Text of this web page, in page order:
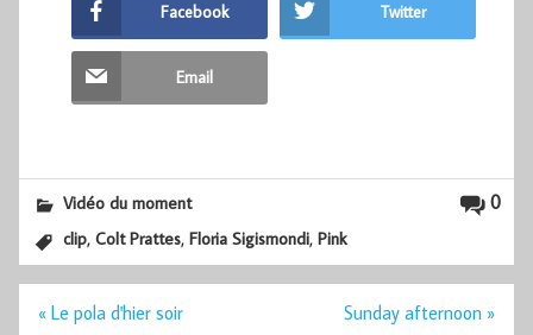
Facebook Twitter
Email
0
Vidéo du moment
clip,Colt Prattes,Floria Sigismondi,Pink
Navigation
« Le pola d'hier soir Sunday afternoon »